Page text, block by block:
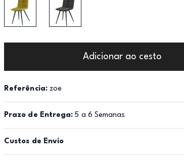
Adicionar ao cesto
Referência: zoe
Prazo de Entrega: 5 a 6 Semanas
Custos de Envio